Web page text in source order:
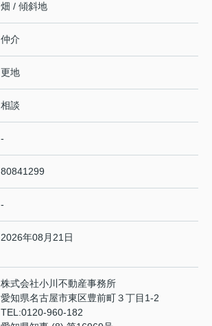
畑 / 傾斜地
仲介
更地
相談
-
80841299
-
2026年08月21日
株式会社小川不動産事務所
愛知県名古屋市東区豊前町３丁目1-2
TEL:0120-960-182